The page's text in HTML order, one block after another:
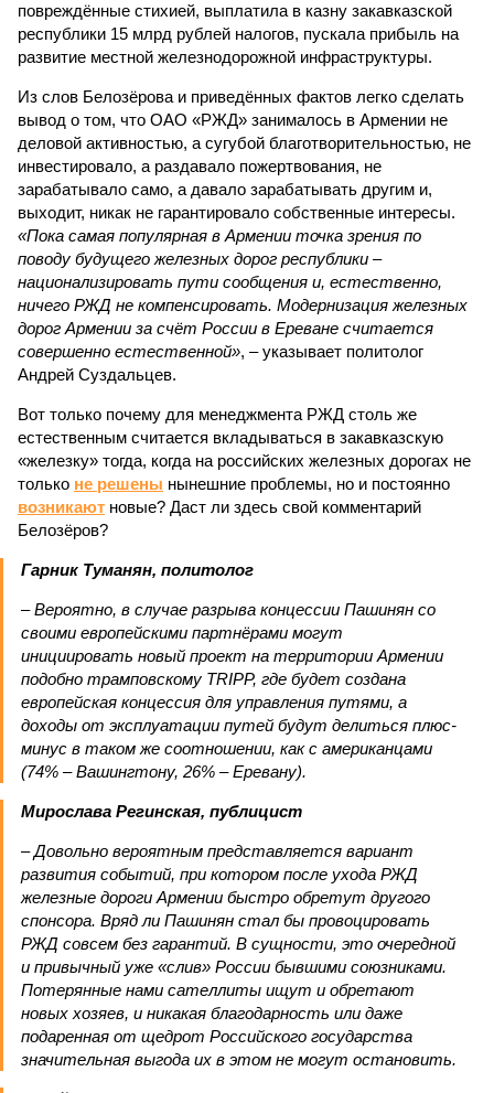
повреждённые стихией, выплатила в казну закавказской
республики 15 млрд рублей налогов, пускала прибыль на
развитие местной железнодорожной инфраструктуры.
Из слов Белозёрова и приведённых фактов легко сделать
вывод о том, что ОАО «РЖД» занималось в Армении не
деловой активностью, а сугубой благотворительностью, не
инвестировало, а раздавало пожертвования, не
зарабатывало само, а давало зарабатывать другим и,
выходит, никак не гарантировало собственные интересы.
«Пока самая популярная в Армении точка зрения по
поводу будущего железных дорог рес­публики –
национализировать пути сообщения и, естественно,
ничего РЖД не компенсировать. Модернизация железных
дорог Армении за счёт России в Ереване считается
совершенно естественной», – указывает политолог
Андрей Суздальцев.
Вот только почему для менеджмента РЖД столь же
естественным считается вкладываться в закавказскую
«железку» тогда, когда на российских железных дорогах не
только не решены нынешние проблемы, но и постоянно
возникают новые? Даст ли здесь свой комментарий
Белозёров?
Гарник Туманян, политолог
– Вероятно, в случае разрыва концессии Пашинян со
своими европейскими партнёрами могут
инициировать новый проект на территории Армении
подобно трамповскому TRIPP, где будет создана
европейская концессия для управления путями, а
доходы от эксплуатации путей будут делиться плюс-
минус в таком же соотношении, как с американцами
(74% – Вашингтону, 26% – Еревану).
Мирослава Регинская, публицист
– Довольно вероятным представляется вариант
развития событий, при котором после ухода РЖД
железные дороги Армении быстро обретут другого
спонсора. Вряд ли Пашинян стал бы провоцировать
РЖД совсем без гарантий. В сущности, это очередной
и привычный уже «слив» России бывшими союзниками.
Потерянные нами сателлиты ищут и обретают
новых хозяев, и никакая благодарность или даже
подаренная от щедрот Российского государства
значительная выгода их в этом не могут остановить.